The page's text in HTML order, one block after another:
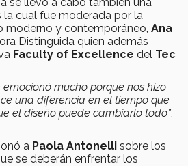
cual fue moderada por la
moderno y contemporáneo, Ana
Distinguida quien además
Faculty of Excellence del Tec
emocionó mucho porque nos hizo
una diferencia en el tiempo que
el diseño puede cambiarlo todo”,
a Paola Antonelli sobre los
se deberán enfrentar los